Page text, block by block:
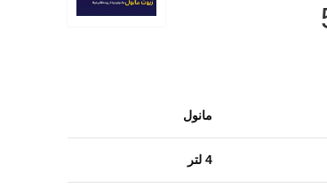
مانول
4 لتر